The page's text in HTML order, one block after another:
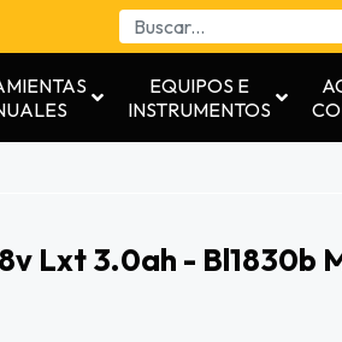
EQUIPOS E
INSTRUMENTOS
Lxt 3.0ah - Bl1830b